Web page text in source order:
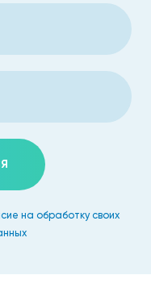
на обработку своих